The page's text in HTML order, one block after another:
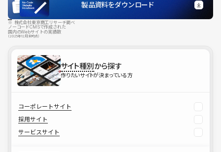
製品資料をダウンロード
※ 株式会社東京商工リサーチ調べ
ノーコードCMSで作成された
国内のWebサイトの実績数
（2025年12月末時点）
サイト種別から探す
作りたいサイトが決まっている方
コーポレートサイト
採用サイト
サービスサイト